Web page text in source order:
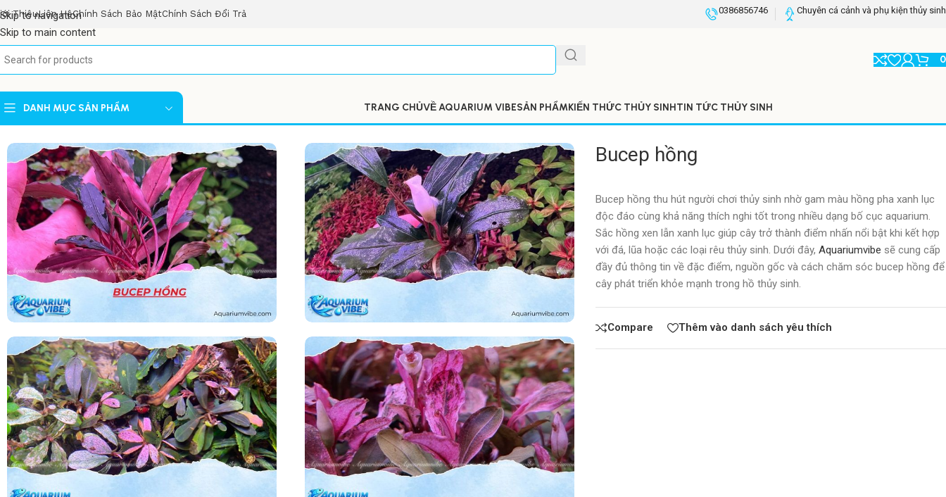
Skip to navigation
Skip to main content
ThiệuLiên HệChính Sách Bảo MậtChính Sách Đổi Trả 0386856746 Chuyên cá cảnh và phụ kiện thủy sinh
DANH MỤC SẢN PHẨM TRANG CHỦVỀ AQUARIUM VIBESẢN PHẨMKIẾN THỨC THỦY SINHTIN TỨC THỦY SINH
Bucep hồng
Bucep hồng thu hút người chơi thủy sinh nhờ gam màu hồng pha xanh lục
độc đáo cùng khả năng thích nghi tốt trong nhiều dạng bố cục aquarium.
Sắc hồng xen lẫn xanh lục giúp cây trở thành điểm nhấn nổi bật khi kết hợp
với đá, lũa hoặc các loại rêu thủy sinh. Dưới đây, Aquariumvibe sẽ cung cấp
đầy đủ thông tin về đặc điểm, nguồn gốc và cách chăm sóc bucep hồng để
cây phát triển khỏe mạnh trong hồ thủy sinh.
Compare Thêm vào danh sách yêu thích